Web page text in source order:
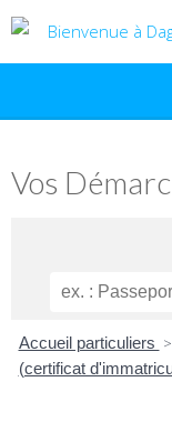
Vos
Accueil particuliers >
(certificat